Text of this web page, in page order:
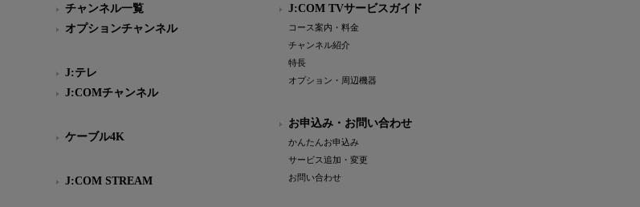
チャンネル一覧
オプションチャンネル
J:テレ
J:COMチャンネル
ケーブル4K
J:COM STREAM
J:COM TVサービスガイド
コース案内・料金
チャンネル紹介
特長
オプション・周辺機器
お申込み・お問い合わせ
かんたんお申込み
サービス追加・変更
お問い合わせ